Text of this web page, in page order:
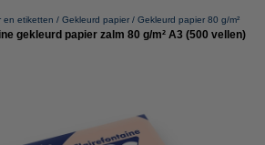
en etiketten Gekleurd papier Gekleurd papier 80 g/m²
gekleurd papier zalm 80 g/m² A3 (500 vellen)